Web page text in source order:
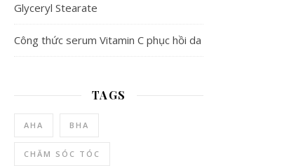
Glyceryl Stearate
Công thức serum Vitamin C phục hồi da
TAGS
AHA BHA
CHĂM SÓC TÓC